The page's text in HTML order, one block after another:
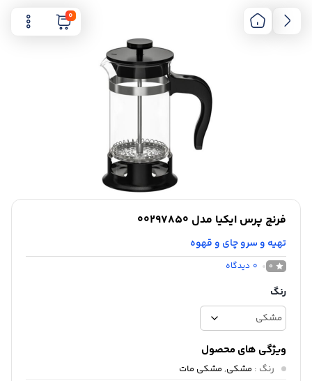
0
فرنچ پرس ایکیا مدل 00297850
تهیه و سرو چای و قهوه
0
0 دیدگاه
رنگ
ویژگی های محصول
رنگ : مشکی, مشکی مات